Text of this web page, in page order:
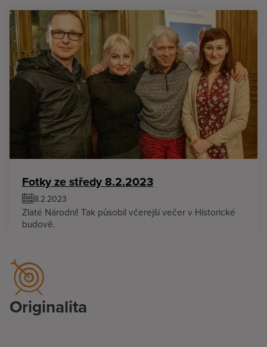
Fotky ze středy 8.2.2023
8.2.2023
Zlaté Národní! Tak působil včerejší večer v Historické
budově.
Originalita